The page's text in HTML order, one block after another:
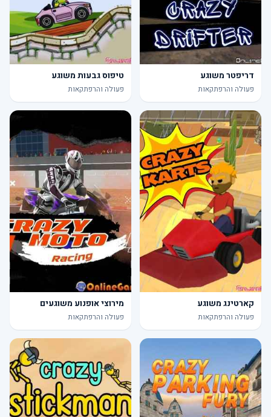
דריפטר משוגע
פעולה והרפתקאות
טיפוס גבעות משוגע
פעולה והרפתקאות
קארטינג משוגע
פעולה והרפתקאות
מירוצי אופנוע משוגעים
פעולה והרפתקאות